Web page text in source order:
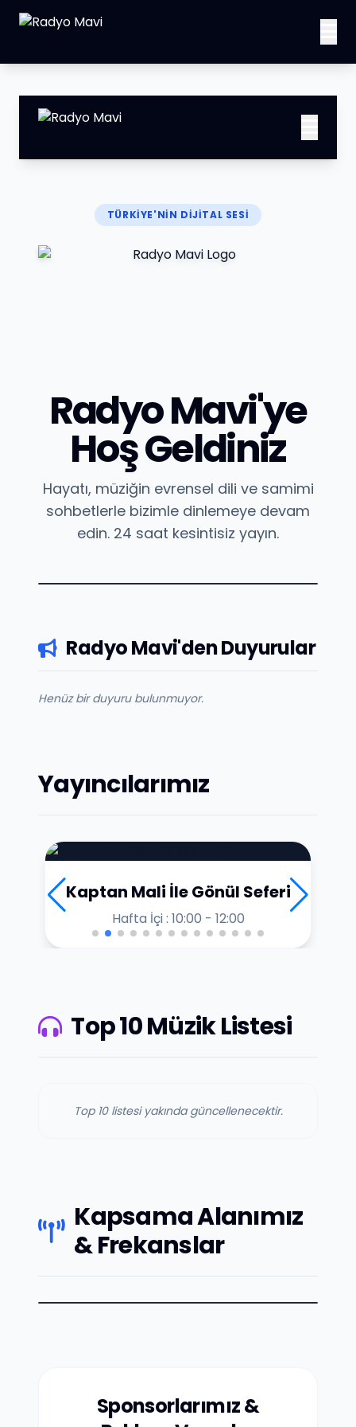
TÜRKİYE'NİN DİJİTAL SESİ
Radyo Mavi'ye
Hoş Geldiniz
Hayatı, müziğin evrensel dili ve samimi
sohbetlerle bizimle dinlemeye devam
edin. 24 saat kesintisiz yayın.
Radyo Mavi'den Duyurular
Henüz bir duyuru bulunmuyor.
Yayıncılarımız
Kaptan Mali İle Gönül Seferi
Hafta İçi : 10:00 - 12:00
Top 10 Müzik Listesi
Top 10 listesi yakında güncellenecektir.
Kapsama Alanımız
& Frekanslar
Sponsorlarımız &